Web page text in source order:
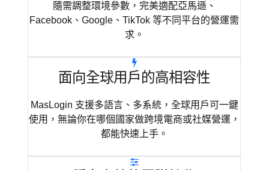
隨需調整環境參數，完美適配亞馬遜、
Facebook、Google、TikTok 等不同平台的營運需
求。
面向全球用戶的高相容性
MasLogin 支援多語言、多系統，全球用戶可一鍵
使用，無論你在哪個國家做跨境電商或社媒營運，
都能快速上手。